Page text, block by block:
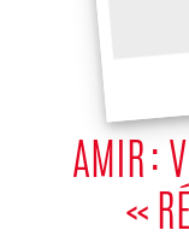
AMIR :
«